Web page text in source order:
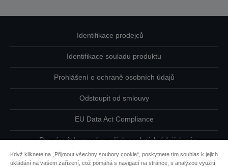
Identifikace prodejců
Identifikace souladu produktu
Prohlášení o ochraně osobních údajů
Odstoupit od smlouvy
EU Data Act Compliance
Pro více informací o vašich osobních údajích nás
Když kliknete na „Přijmout všechny soubory cookie“, poskytnete tím souhlas k jejich
ukládání na vašem zařízení, což pomáhá s navigací na stránce, s analýzou využití